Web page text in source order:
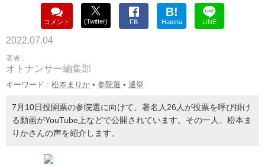
コメント (Twitter) FB
B!
Hatena LINE
2022.07.04
著者 :
オトナンサー編集部
キーワード : 松本まりか • 参院選 • 選挙
7月10日投開票の参院選に向けて、著名人26人が投票を呼び掛け
る動画がYouTube上などで公開されています。その一人、松本ま
りかさんの声を紹介します。